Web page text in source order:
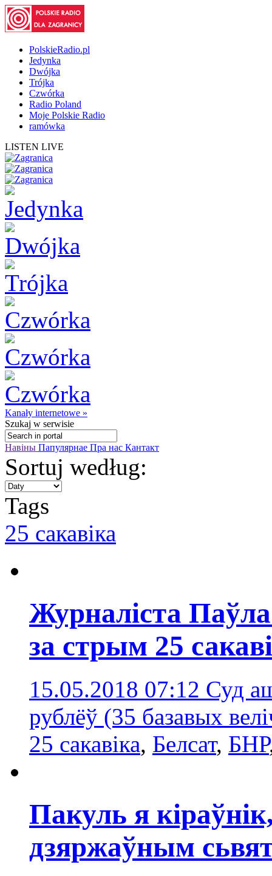
PolskieRadio.pl
Jedynka
Dwójka
Trójka
Czwórka
Radio Poland
Moje Polskie Radio
ramówka
LISTEN LIVE
Kanały internetowe »
Szukaj w serwisie
Навіны Папулярнае Пра нас Кантакт
Sortuj według:
Tags
25 сакавіка
Журналіста
за стрым 25
15.05.2018 07:12 Суд
рублёў (35 базавых
25 сакавіка, Белсат, БНР
Пакуль я
дзяржаўным